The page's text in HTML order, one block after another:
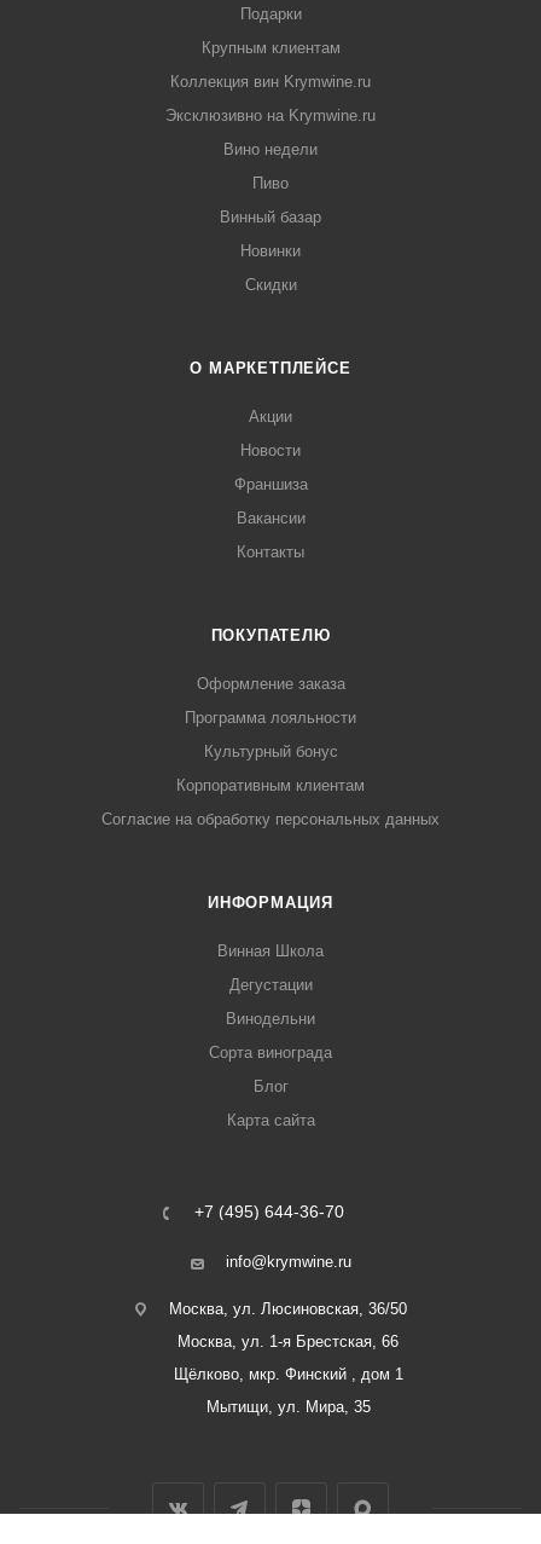
Подарки
Крупным клиентам
Коллекция вин Krymwine.ru
Эксклюзивно на Krymwine.ru
Вино недели
Пиво
Винный базар
Новинки
Скидки
О МАРКЕТПЛЕЙСЕ
Акции
Новости
Франшиза
Вакансии
Контакты
ПОКУПАТЕЛЮ
Оформление заказа
Программа лояльности
Культурный бонус
Корпоративным клиентам
Согласие на обработку персональных данных
ИНФОРМАЦИЯ
Винная Школа
Дегустации
Винодельни
Сорта винограда
Блог
Карта сайта
+7 (495) 644-36-70
info@krymwine.ru
Москва, ул. Люсиновская, 36/50
Москва, ул. 1-я Брестская, 66
Щёлково, мкр. Финский , дом 1
Мытищи, ул. Мира, 35